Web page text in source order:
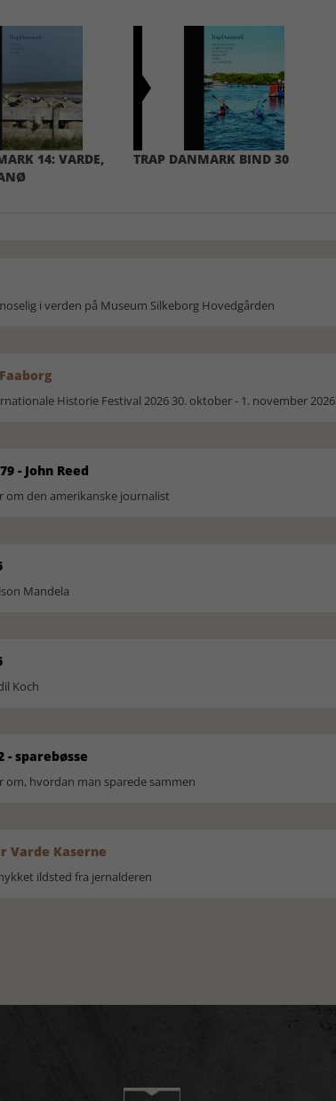
14: VARDE,
TRAP DANMARK BIND 30
i verden på Museum Silkeborg Hovedgården
Historie Festival 2026 30. oktober - 1. november 2026
- John Reed
den amerikanske journalist
Mandela
Koch
- sparebøsse
hvordan man sparede sammen
Varde Kaserne
ildsted fra jernalderen